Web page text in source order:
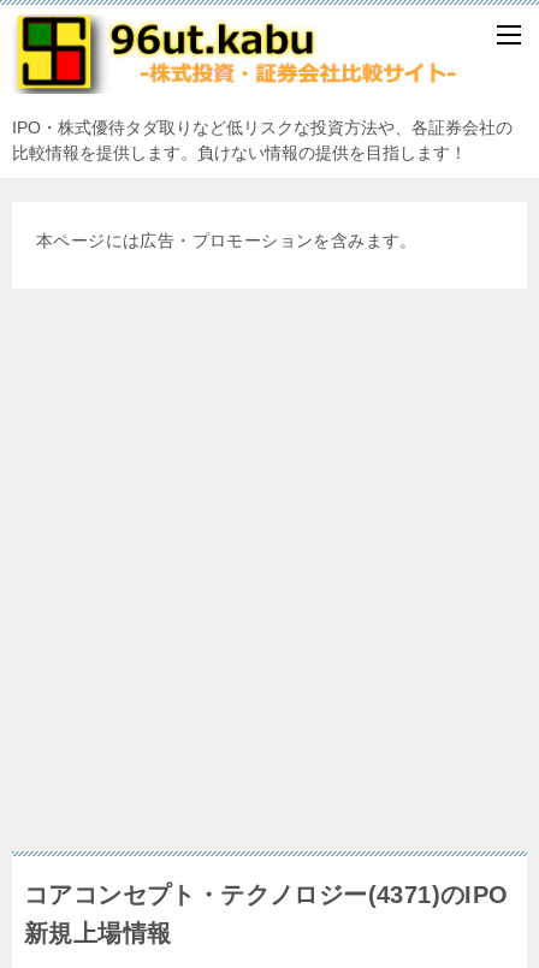
IPO・株式優待タダ取りなど低リスクな投資方法や、各証券会社の
比較情報を提供します。負けない情報の提供を目指します！
本ページには広告・プロモーションを含みます。
コアコンセプト・テクノロジー(4371)のIPO
新規上場情報